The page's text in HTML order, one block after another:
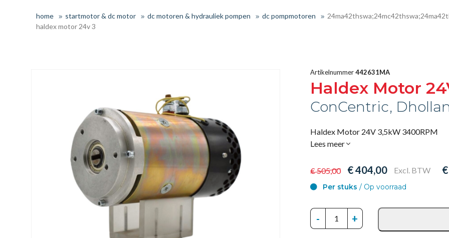
home startmotor & dc motor dc motoren & hydrauliek pompen dc pompmotoren
haldex motor 24v 3
Artikelnummer442631MA
Haldex Motor
ConCentric,
Haldex Motor 24V 3,5kW 3400RPM
Lees meer
€ 505,00 € 404,00 Excl. BTW
Per stuks / Op voorraad
- +